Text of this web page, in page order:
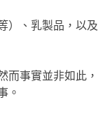
）、乳製品，以及
而事實並非如此，
。